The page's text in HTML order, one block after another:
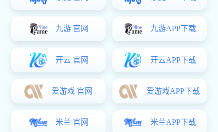
东升国际 中心
提取设备
浓缩设备
储罐设备
制药行业类